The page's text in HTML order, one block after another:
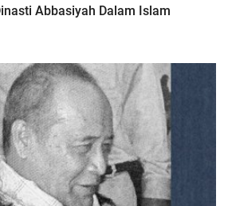
Abbasiyah Dalam Islam